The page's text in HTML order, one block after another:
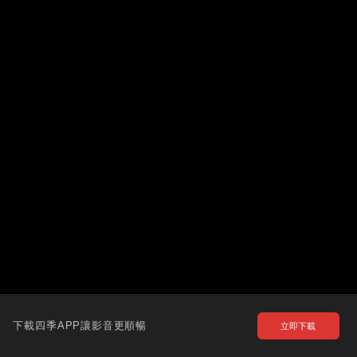
下載四季APP讓影音更順暢 立即下載